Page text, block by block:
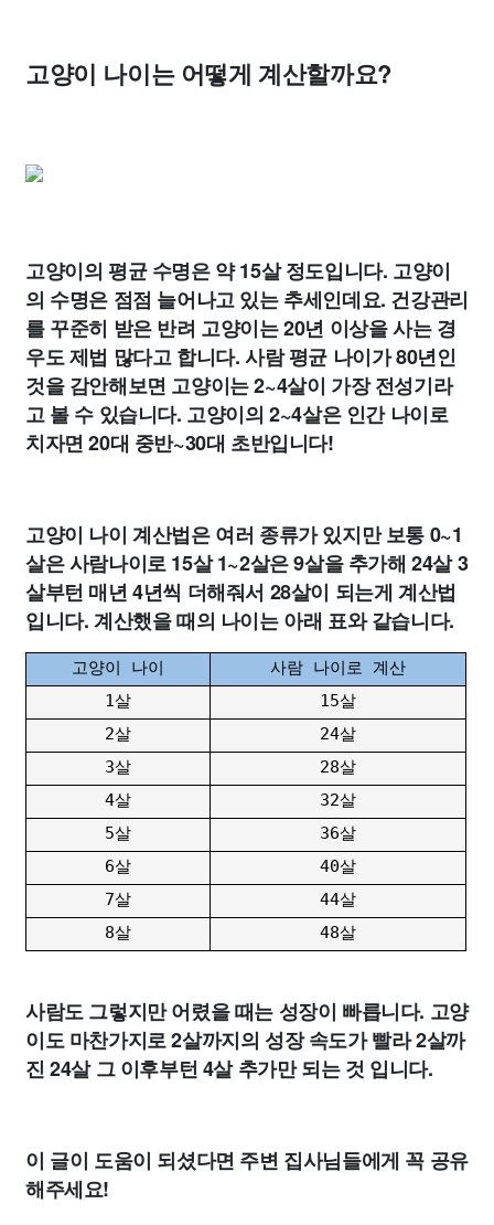
고양이 나이는 어떻게 계산할까요?
고양이의 평균 수명은 약 15살 정도입니다. 고양이
의 수명은 점점 늘어나고 있는 추세인데요. 건강관리
를 꾸준히 받은 반려 고양이는 20년 이상을 사는 경
우도 제법 많다고 합니다. 사람 평균 나이가 80년인
것을 감안해보면 고양이는 2~4살이 가장 전성기라
고 볼 수 있습니다. 고양이의 2~4살은 인간 나이로
치자면 20대 중반~30대 초반입니다!
고양이 나이 계산법은 여러 종류가 있지만 보통 0~1
살은 사람나이로 15살 1~2살은 9살을 추가해 24살 3
살부턴 매년 4년씩 더해줘서 28살이 되는게 계산법
입니다. 계산했을 때의 나이는 아래 표와 같습니다.
고양이 나이
사람 나이로 계산
1살
15살
2살
24살
3살
28살
4살
32살
5살
36살
6살
40살
7살
44살
8살
48살
사람도 그렇지만 어렸을 때는 성장이 빠릅니다. 고양
이도 마찬가지로 2살까지의 성장 속도가 빨라 2살까
진 24살 그 이후부턴 4살 추가만 되는 것 입니다.
이 글이 도움이 되셨다면 주변 집사님들에게 꼭 공유
해주세요!